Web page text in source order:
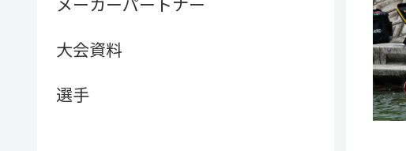
大会資料
選手